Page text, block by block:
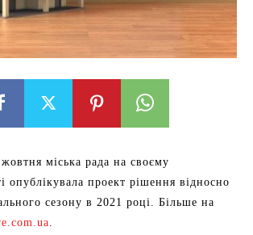
міська рада на своєму
опублікувала проект рішення відносно
сезону в 2021 році. Більше на
.